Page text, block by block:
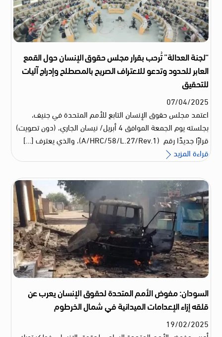
“لجنة العدالة” تُرحب بقرار مجلس حقوق الإنسان حول القمع
العابر للحدود وتدعو للاعتراف الصريح بالمصطلح وإدراج آليات
للتحقيق
07/04/2025
اعتمد مجلس حقوق الإنسان التابع للأمم المتحدة في جنيف،
بجلسته يوم الجمعة الموافق 4 أبريل/ نيسان الجاري، (دون تصويت)
قرارًا جديدًا رقم (A/HRC/58/L.27/Rev.1)، والذي يعترف […]
قراءة المزيد
السودان: مفوض الأمم المتحدة لحقوق الإنسان يعرب عن
قلقه إزاء الإعدامات الميدانية في شمال الخرطوم
19/02/2025